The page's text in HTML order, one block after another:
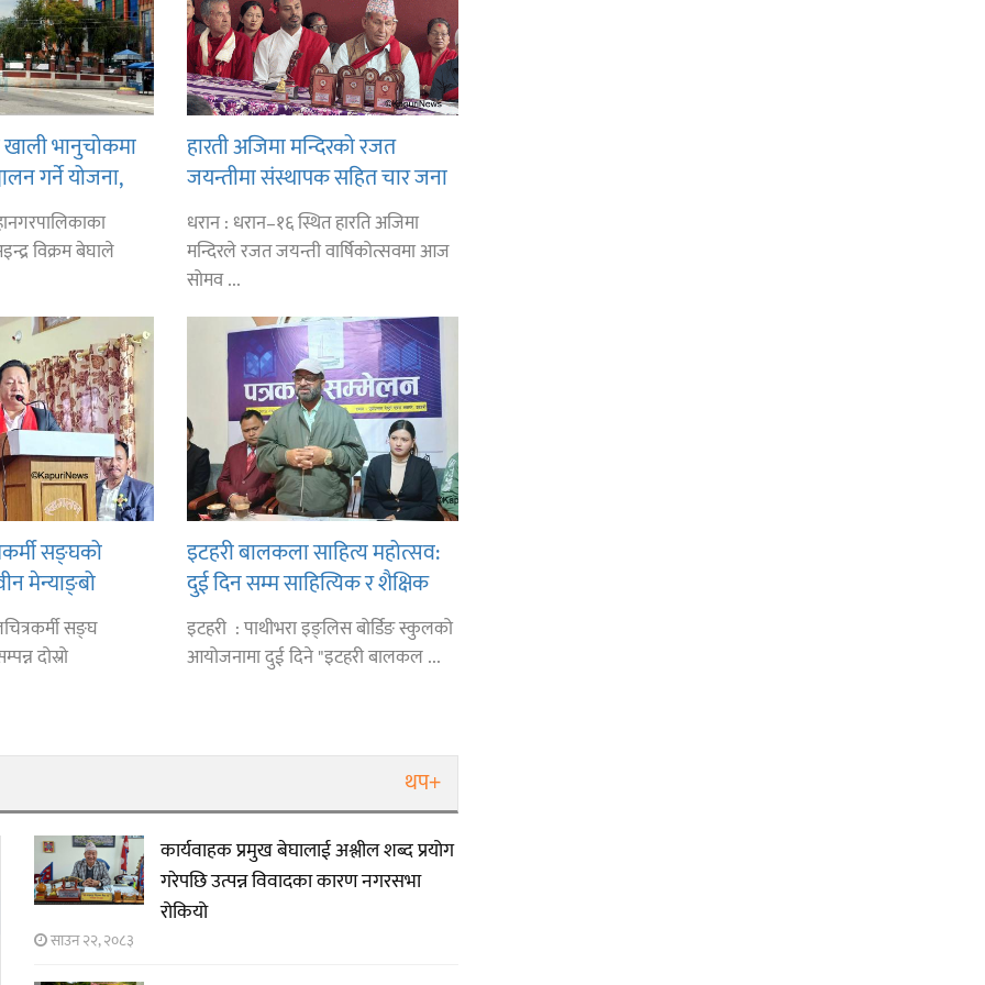
भानुचोकमा
गर्ने योजना,
लगानी गरिने
विक्रम बेघाले
हारती अजिमा मन्दिरको रजत
जयन्तीमा संस्थापक सहित चार जना
सम्मानित
धरान : धरान–१६ स्थित हारति अजिमा
मन्दिरले रजत जयन्ती वार्षिकोत्सवमा आज
सोमव ...
सङ्घको
मेन्याङ्बो
सङ्घ
दोस्रो
इटहरी बालकला साहित्य महोत्सव:
दुई दिन सम्म साहित्यिक र शैक्षिक
बहस
इटहरी : पाथीभरा इङ्लिस बोर्डिङ स्कुलको
आयोजनामा दुई दिने "इटहरी बालकल ...
थप+
कार्यवाहक प्रमुख बेघालाई अश्लील शब्द प्रयोग
गरेपछि उत्पन्न विवादका कारण नगरसभा
रोकियो
साउन २२, २०८३